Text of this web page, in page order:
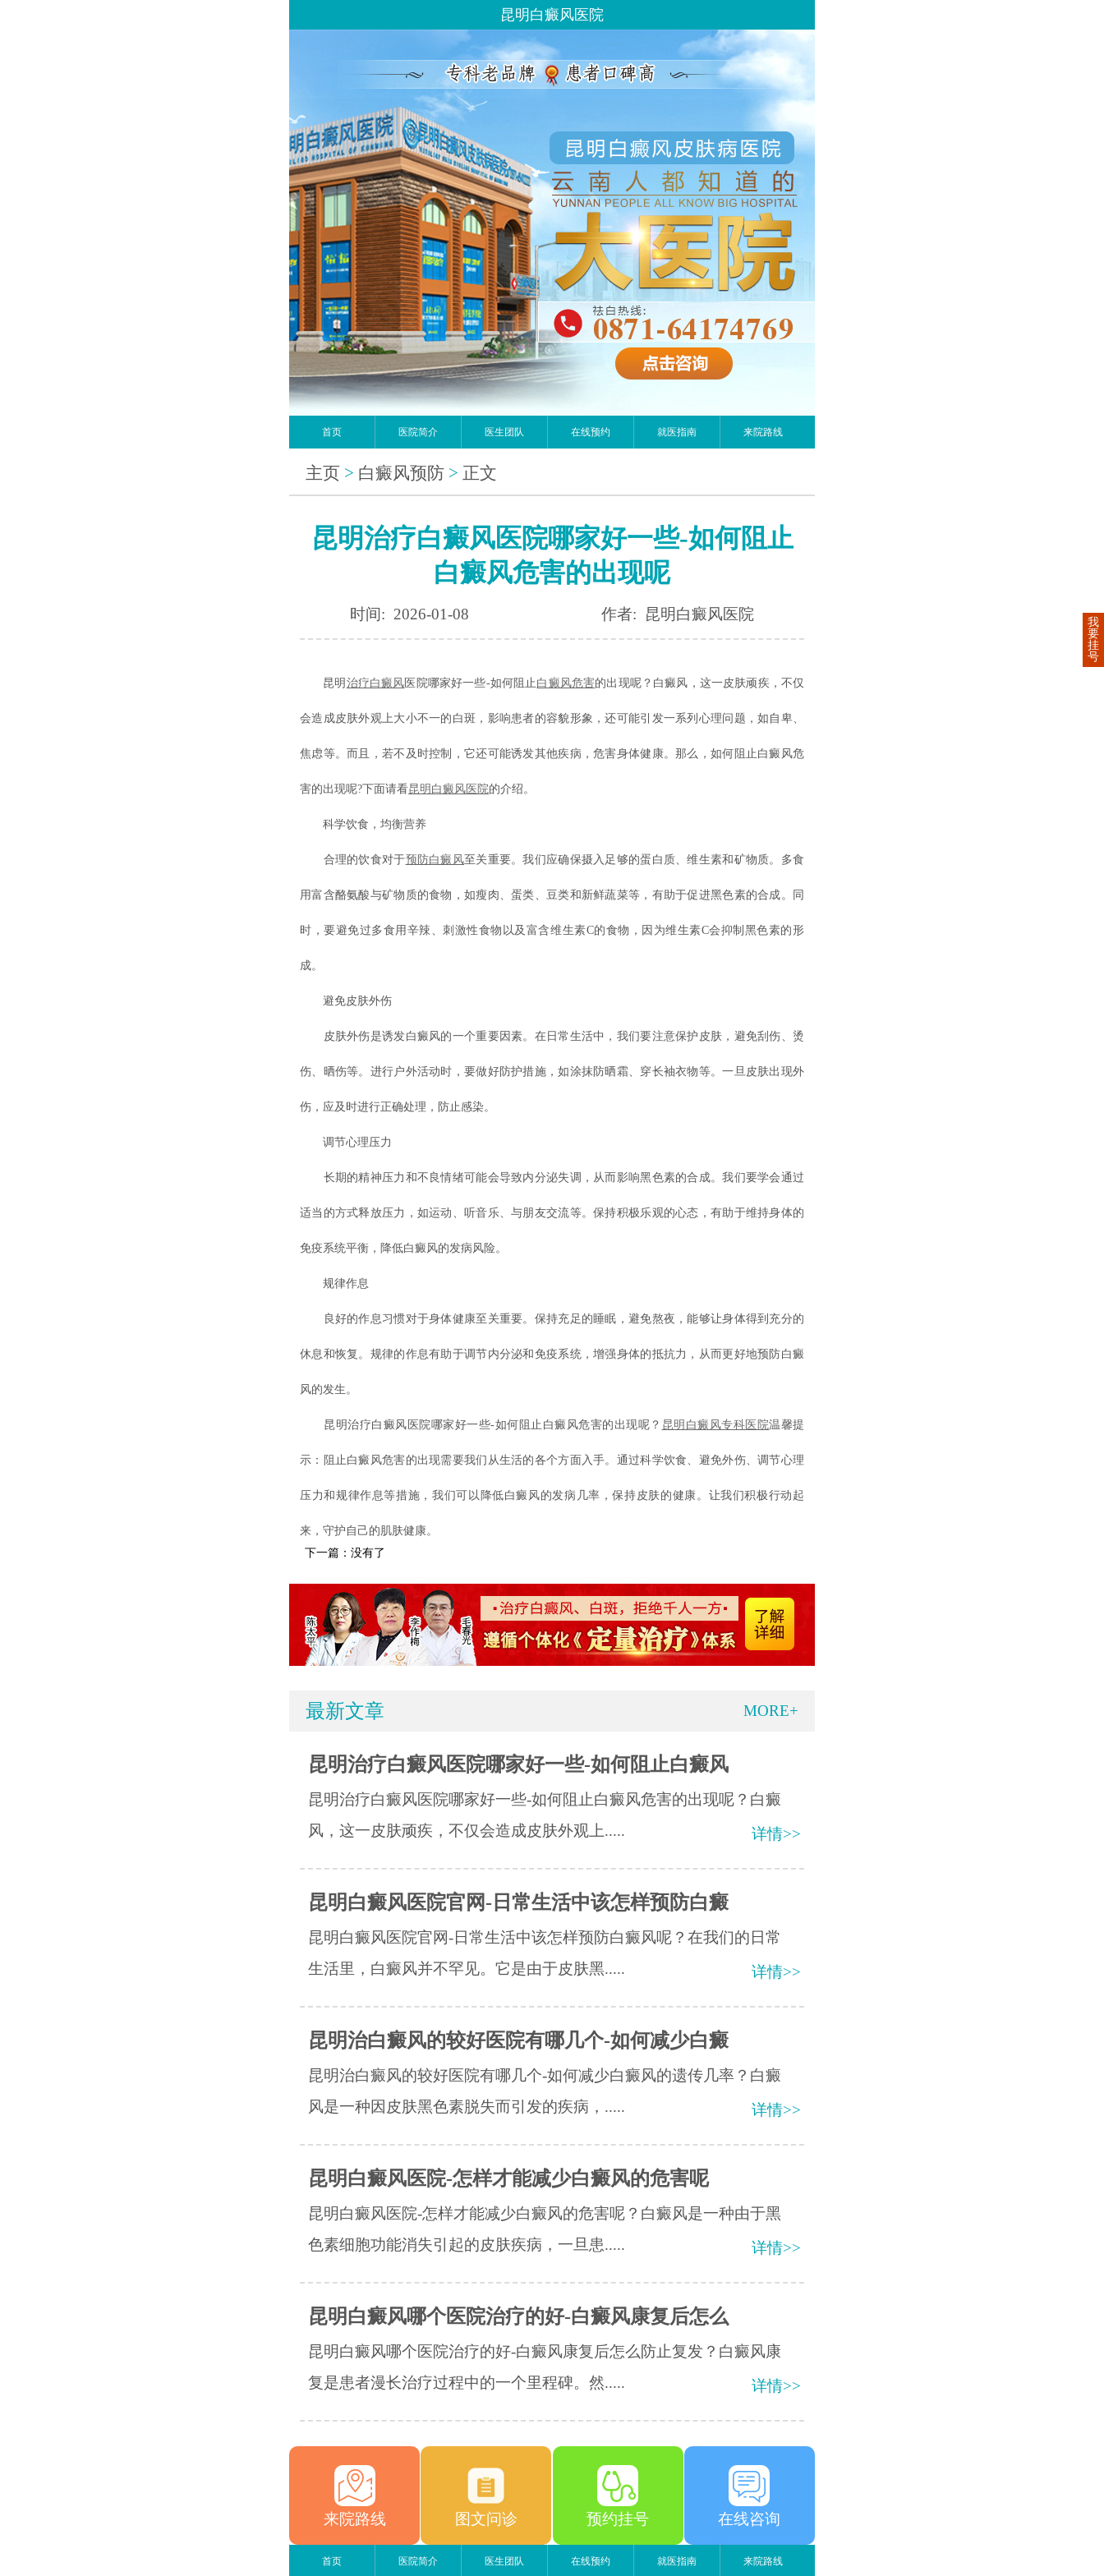
昆明白癜风医院
首页 医院简介 医生团队 在线预约 就医指南 来院路线
主页 > 白癜风预防 > 正文
昆明治疗白癜风医院哪家好一些-如何阻止
白癜风危害的出现呢
时间: 2026-01-08 作者: 昆明白癜风医院
昆明 治疗白癜风 医院哪家好一些-如何阻止白癜风危害的出现呢？白癜风，这一皮肤顽疾，不仅
会造成皮肤外观上大小不一的白斑，影响患者的容貌形象，还可能引发一系列心理问题，如自卑、
焦虑等。而且，若不及时控制，它还可能诱发其他疾病，危害身体健康。那么，如何阻止白癜风危
害的出现呢?下面请看昆明白癜风医院的介绍。
科学饮食，均衡营养
合理的饮食对于预防白癜风至关重要。我们应确保摄入足够的蛋白质、维生素和矿物质。多食
用富含酪氨酸与矿物质的食物，如瘦肉、蛋类、豆类和新鲜蔬菜等，有助于促进黑色素的合成。同
时，要避免过多食用辛辣、刺激性食物以及富含维生素C的食物，因为维生素C会抑制黑色素的形
成。
避免皮肤外伤
皮肤外伤是诱发白癜风的一个重要因素。在日常生活中，我们要注意保护皮肤，避免刮伤、烫
伤、晒伤等。进行户外活动时，要做好防护措施，如涂抹防晒霜、穿长袖衣物等。一旦皮肤出现外
伤，应及时进行正确处理，防止感染。
调节心理压力
长期的精神压力和不良情绪可能会导致内分泌失调，从而影响黑色素的合成。我们要学会通过
适当的方式释放压力，如运动、听音乐、与朋友交流等。保持积极乐观的心态，有助于维持身体的
免疫系统平衡，降低白癜风的发病风险。
规律作息
良好的作息习惯对于身体健康至关重要。保持充足的睡眠，避免熬夜，能够让身体得到充分的
休息和恢复。规律的作息有助于调节内分泌和免疫系统，增强身体的抵抗力，从而更好地预防白癜
风的发生。
昆明治疗白癜风医院哪家好一些-如何阻止白癜风危害的出现呢？ 昆明白癜风专科医院温馨提
示：阻止白癜风危害的出现需要我们从生活的各个方面入手。通过科学饮食、避免外伤、调节心理
压力和规律作息等措施，我们可以降低白癜风的发病几率，保持皮肤的健康。让我们积极行动起
来，守护自己的肌肤健康。
下一篇：没有了
最新文章 MORE+
昆明治疗白癜风医院哪家好一些-如何阻止白癜风
昆明治疗白癜风医院哪家好一些-如何阻止白癜风危害的出现呢？白癜
风，这一皮肤顽疾，不仅会造成皮肤外观上.....
详情>>
昆明白癜风医院官网-日常生活中该怎样预防白癜
昆明白癜风医院官网-日常生活中该怎样预防白癜风呢？在我们的日常
生活里，白癜风并不罕见。它是由于皮肤黑.....
详情>>
昆明治白癜风的较好医院有哪几个-如何减少白癜
昆明治白癜风的较好医院有哪几个-如何减少白癜风的遗传几率？白癜
风是一种因皮肤黑色素脱失而引发的疾病，.....
详情>>
昆明白癜风医院-怎样才能减少白癜风的危害呢
昆明白癜风医院-怎样才能减少白癜风的危害呢？白癜风是一种由于黑
色素细胞功能消失引起的皮肤疾病，一旦患.....
详情>>
昆明白癜风哪个医院治疗的好-白癜风康复后怎么
昆明白癜风哪个医院治疗的好-白癜风康复后怎么防止复发？白癜风康
复是患者漫长治疗过程中的一个里程碑。然.....
详情>>
来院路线 图文问诊 预约挂号 在线咨询
首页 医院简介 医生团队 在线预约 就医指南 来院路线
我
要
挂
号